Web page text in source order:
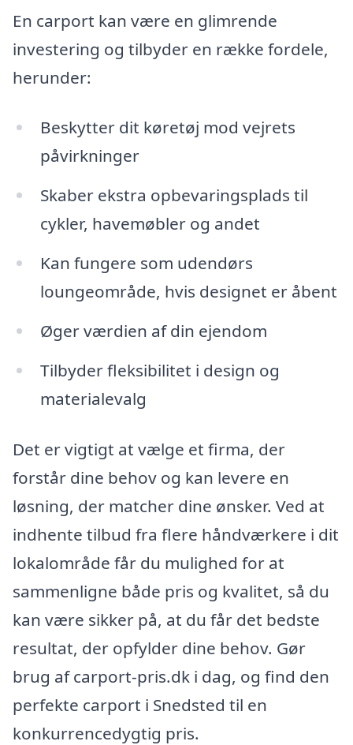
En carport kan være en glimrende
investering og tilbyder en række fordele,
herunder:
Beskytter dit køretøj mod vejrets
påvirkninger
Skaber ekstra opbevaringsplads til
cykler, havemøbler og andet
Kan fungere som udendørs
loungeområde, hvis designet er åbent
Øger værdien af din ejendom
Tilbyder fleksibilitet i design og
materialevalg
Det er vigtigt at vælge et firma, der
forstår dine behov og kan levere en
løsning, der matcher dine ønsker. Ved at
indhente tilbud fra flere håndværkere i dit
lokalområde får du mulighed for at
sammenligne både pris og kvalitet, så du
kan være sikker på, at du får det bedste
resultat, der opfylder dine behov. Gør
brug af carport-pris.dk i dag, og find den
perfekte carport i Snedsted til en
konkurrencedygtig pris.